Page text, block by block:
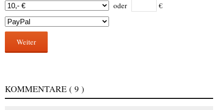
oder €
Weiter
KOMMENTARE ( 9 )